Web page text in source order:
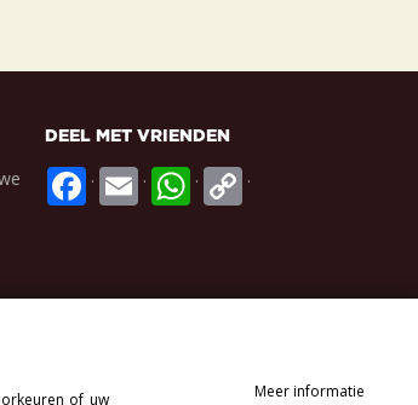
DEEL MET VRIENDEN
. . . .
of uw
Meer informatie